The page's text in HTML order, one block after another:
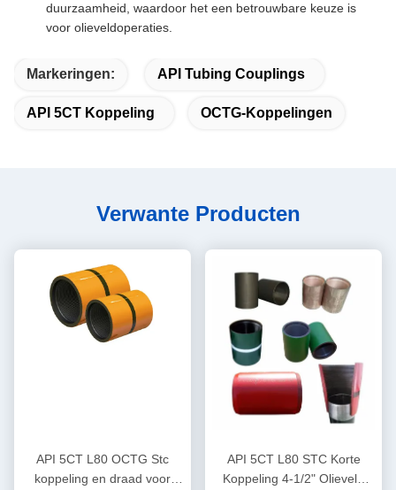
duurzaamheid, waardoor het een betrouwbare keuze is
voor olieveldoperaties.
Markeringen: API Tubing Couplings
API 5CT Koppeling OCTG-Koppelingen
Verwante Producten
API 5CT L80 OCTG Stc
koppeling en draad voor
API 5CT L80 STC Korte
Koppeling 4-1/2" Olieveld